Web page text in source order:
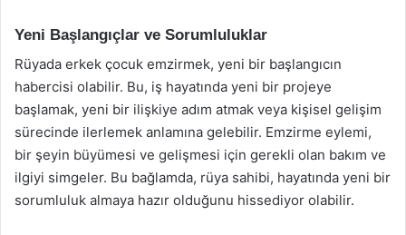
Yeni Başlangıçlar ve Sorumluluklar
Rüyada erkek çocuk emzirmek, yeni bir başlangıcın
habercisi olabilir. Bu, iş hayatında yeni bir projeye
başlamak, yeni bir ilişkiye adım atmak veya kişisel gelişim
sürecinde ilerlemek anlamına gelebilir. Emzirme eylemi,
bir şeyin büyümesi ve gelişmesi için gerekli olan bakım ve
ilgiyi simgeler. Bu bağlamda, rüya sahibi, hayatında yeni bir
sorumluluk almaya hazır olduğunu hissediyor olabilir.